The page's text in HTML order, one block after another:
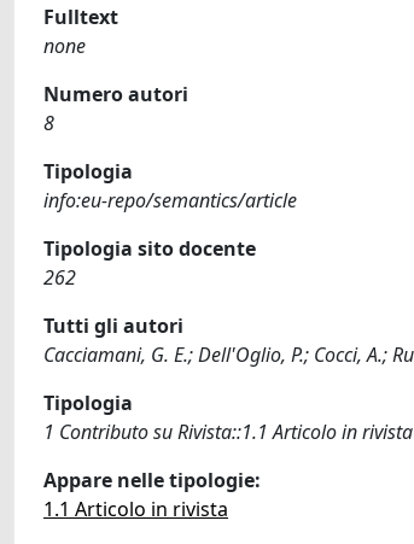
Fulltext
none
Numero autori
8
Tipologia
info:eu-repo/semantics/article
Tipologia sito docente
262
Tutti gli autori
Cacciamani, G. E.; Dell'Oglio, P.; Cocci, A.;
Tipologia
1 Contributo su Rivista::1.1 Articolo in rivista
Appare nelle tipologie:
1.1 Articolo in rivista